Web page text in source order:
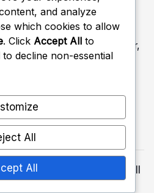
celluloïd : Vitesse, Rotation,
celluloïd : variations de couleur,
: Certifications,
des-commeres-sirod.fr
and analyze
which cookies to allow
. Click Accept All to
to decline non-essential
All
All